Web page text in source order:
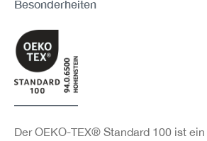
Besonderheiten
Der OEKO-TEX® Standard 100 ist